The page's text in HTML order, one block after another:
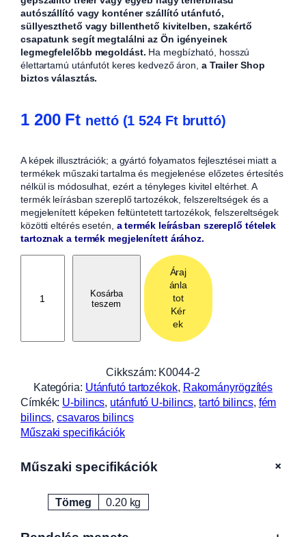
autószállító vagy konténer szállító utánfutó,
süllyeszthető vagy billenthető kivitelben, szakértő
csapatunk segít megtalálni az Ön igényeinek
legmegfelelőbb megoldást. Ha megbízható, hosszú
élettartamú utánfutót keres kedvező áron, a Trailer Shop
biztos választás.
1 200 Ft nettó (1 524 Ftbruttó)
A képek illusztrációk; a gyártó folyamatos fejlesztései miatt a
termékek műszaki tartalma és megjelenése előzetes értesítés
nélkül is módosulhat, ezért a tényleges kivitel eltérhet. A
termék leírásban szereplő tartozékok, felszereltségek és a
megjelenített képeken feltüntetett tartozékok, felszereltségek
közötti eltérés esetén, a termék leírásban szereplő tételek
tartoznak a termék megjelenített árához.
M
1
0
0
2
Kosárba
teszem
Áraj
ánla
tot
Kér
ek
Cikkszám: K0044-2
Kategória: Utánfutó tartozékok, Rakományrögzítés
Címkék: U-bilincs, utánfutó U-bilincs, tartó bilincs, fém
bilincs, csavaros bilincs
Műszaki specifikációk
Műszaki specifikációk +
Attribútumok Érték
Tömeg 0.20 kg